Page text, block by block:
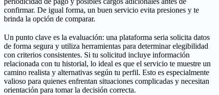
confirmar. De igual forma, un buen servicio evita presiones y te
brinda la opción de comparar.
Un punto clave es la evaluación: una plataforma seria solicita datos
de forma segura y utiliza herramientas para determinar elegibilidad
con criterios consistentes. Si tu solicitud incluye información
relacionada con tu historial, lo ideal es que el servicio te muestre un
camino realista y alternativas según tu perfil. Esto es especialmente
valioso para quienes enfrentan situaciones complicadas y necesitan
orientación para tomar la decisión correcta.